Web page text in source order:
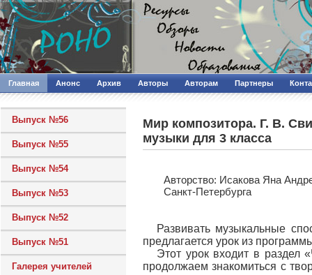
Главная Анонс Архив Авторы Авторам Партнеры
Выпуск №56
Выпуск №55
Выпуск №54
Выпуск №53
Выпуск №52
Выпуск №51
Галерея учителей
Мир композитора. Г. В.
музыки для 3 класса
Авторcтво: Исакова Яна
Санкт-Петербурга
Развивать музыкальные
предлагается урок из
Этот урок входит в раздел
продолжаем знакомиться с